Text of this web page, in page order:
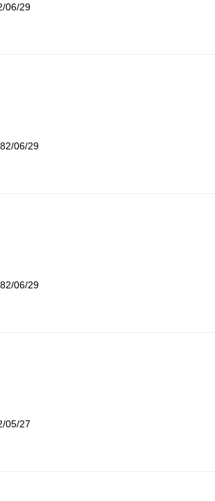
06/29
06/29
06/29
27